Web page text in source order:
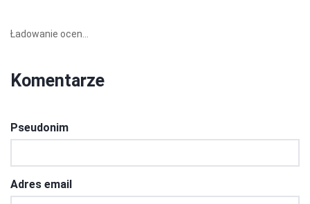
Ładowanie ocen...
Komentarze
Pseudonim
Adres email